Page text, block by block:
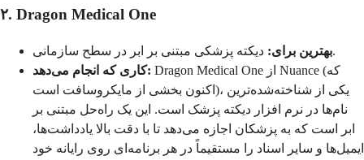
۲. Dragon Medical One
بهترین برای:دیکته پزشکی مبتنی بر ابر در سطح سازمانی.
کاری که انجام می‌دهد: Dragon Medical One از Nuance (که
اکنون بخشی از مایکروسافت است)، یکی از شناخته‌شده‌ترین
نام‌ها در نرم افزار دیکته پزشک است. این یک راه‌حل مبتنی بر
ابر است که به پزشکان اجازه می‌دهد تا با دقت بالا یادداشت‌ها،
ایمیل‌ها و سایر اسناد را مستقیماً در هر برنامه‌ای روی رایانه خود